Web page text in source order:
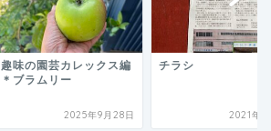
趣味の園芸カレックス編
＊ブラムリー
2025年9月28日
チラシ
2021年6